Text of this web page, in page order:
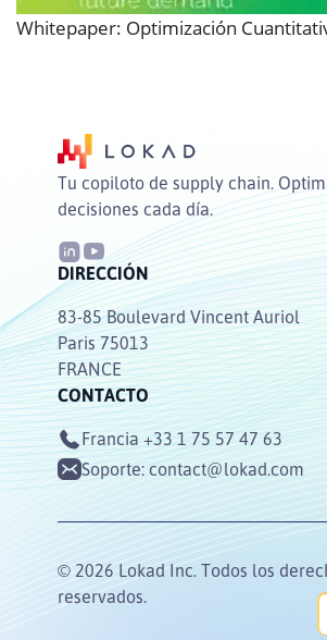
Whitepaper: Optimización
Tu copiloto de supply chain.
decisiones cada día.
DIRECCIÓN
83-85 Boulevard Vincent Auriol
Paris 75013
FRANCE
CONTACTO
Francia +33 1 75 57 47 63
Soporte:contact@lokad.com
© 2026 Lokad Inc. Todos los
reservados.